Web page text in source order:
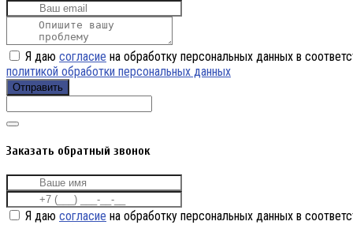
Я даю согласие на обработку персональных данных в
политикой обработки персональных данных
Отправить
Заказать обратный звонок
Я даю согласие на обработку персональных данных в